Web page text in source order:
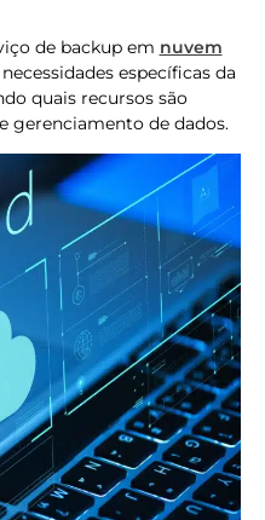
de backup em nuvem
específicas da
quais recursos são
gerenciamento de dados.